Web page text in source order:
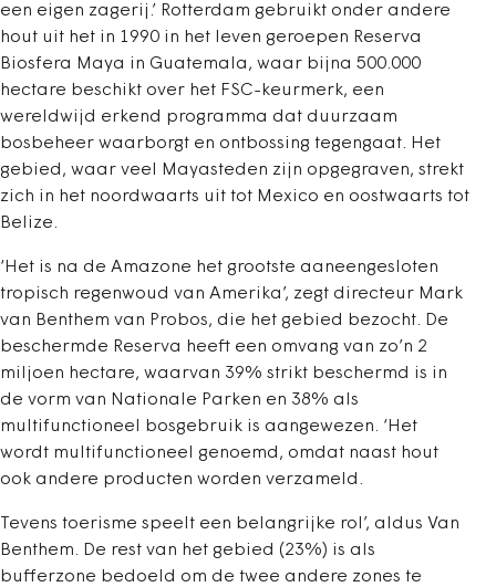
een eigen zagerij.’ Rotterdam gebruikt onder andere
hout uit het in 1990 in het leven geroepen Reserva
Biosfera Maya in Guatemala, waar bijna 500.000
hectare beschikt over het FSC-keurmerk, een
wereldwijd erkend programma dat duurzaam
bosbeheer waarborgt en ontbossing tegengaat. Het
gebied, waar veel Mayasteden zijn opgegraven, strekt
zich in het noordwaarts uit tot Mexico en oostwaarts tot
Belize.
‘Het is na de Amazone het grootste aaneengesloten
tropisch regenwoud van Amerika’, zegt directeur Mark
van Benthem van Probos, die het gebied bezocht. De
beschermde Reserva heeft een omvang van zo’n 2
miljoen hectare, waarvan 39% strikt beschermd is in
de vorm van Nationale Parken en 38% als
multifunctioneel bosgebruik is aangewezen. ‘Het
wordt multifunctioneel genoemd, omdat naast hout
ook andere producten worden verzameld.
Tevens toerisme speelt een belangrijke rol’, aldus Van
Benthem. De rest van het gebied (23%) is als
bufferzone bedoeld om de twee andere zones te